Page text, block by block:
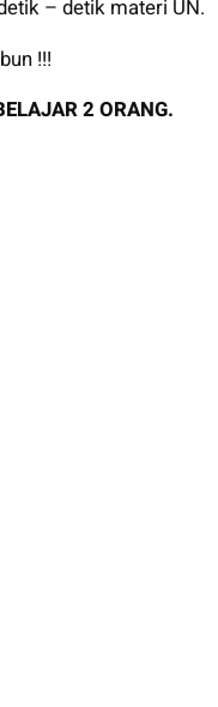
– detik materi UN.
!!!
2 ORANG.